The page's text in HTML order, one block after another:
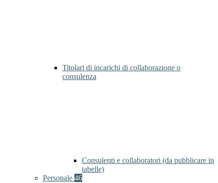
Titolari di incarichi di collaborazione o
consulenza
Consulenti e collaboratori (da pubblicare in
tabelle)
Personale 46